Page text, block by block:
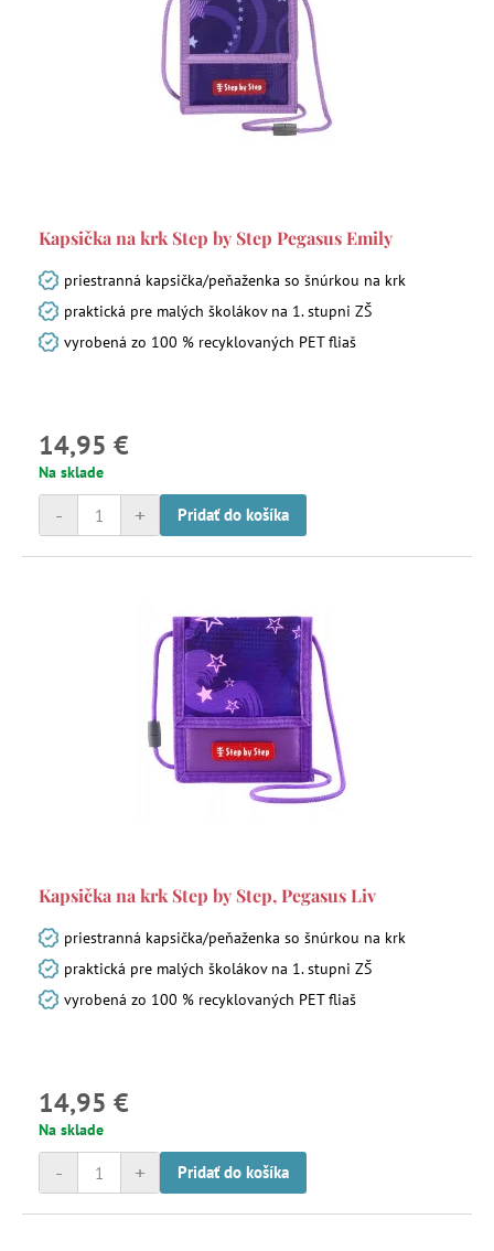
Kapsička na krk Step by Step Pegasus Emily
priestranná kapsička/peňaženka so šnúrkou na krk
praktická pre malých školákov na 1. stupni ZŠ
vyrobená zo 100 % recyklovaných PET fliaš
14,95 €
Na sklade
+
- Pridať do košíka
Kapsička na krk Step by Step, Pegasus Liv
priestranná kapsička/peňaženka so šnúrkou na krk
praktická pre malých školákov na 1. stupni ZŠ
vyrobená zo 100 % recyklovaných PET fliaš
14,95 €
Na sklade
+
- Pridať do košíka